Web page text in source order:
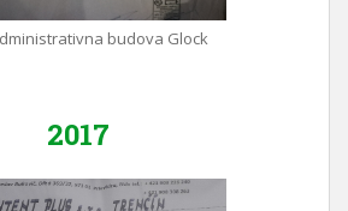
budova Glock
2017